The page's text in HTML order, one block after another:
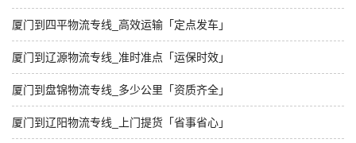
厦门到四平物流专线_高效运输「定点发车」
厦门到辽源物流专线_准时准点「运保时效」
厦门到盘锦物流专线_多少公里「资质齐全」
厦门到辽阳物流专线_上门提货「省事省心」